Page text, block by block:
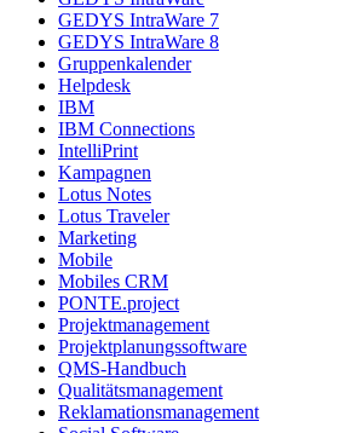
GEDYS IntraWare 7
GEDYS IntraWare 8
Gruppenkalender
Helpdesk
IBM
IBM Connections
IntelliPrint
Kampagnen
Lotus Notes
Lotus Traveler
Marketing
Mobile
Mobiles CRM
PONTE.project
Projektmanagement
Projektplanungssoftware
QMS-Handbuch
Qualitätsmanagement
Reklamationsmanagement